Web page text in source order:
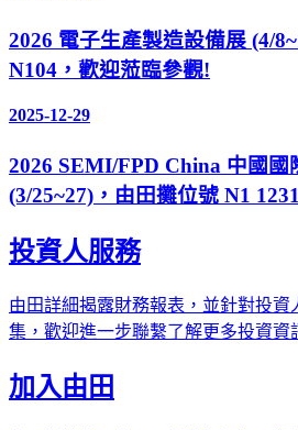
2026 電子生產製造設備展 (4/
N104，歡迎蒞臨參觀!
2025-12-29
2026 SEMI/FPD China 中國國
(3/25~27)，由田攤位號 N1
投資人服務
由田詳細揭露財務報表，並針對投資
集，歡迎進一步聯繫了解更多投資資
加入由田